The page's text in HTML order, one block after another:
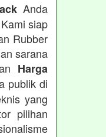
Anda
siap
Rubber
sarana
Harga
publik di
yang
pilihan